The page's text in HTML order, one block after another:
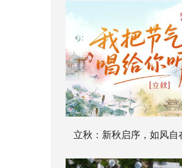
立秋：新秋启序，如风自